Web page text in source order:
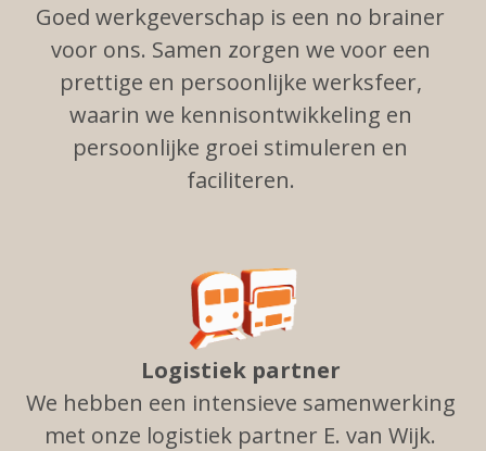
Goed werkgeverschap is een no brainer
voor ons. Samen zorgen we voor een
prettige en persoonlijke werksfeer,
waarin we kennisontwikkeling en
persoonlijke groei stimuleren en
faciliteren.
Logistiek partner
We hebben een intensieve samenwerking
met onze logistiek partner E. van Wijk.